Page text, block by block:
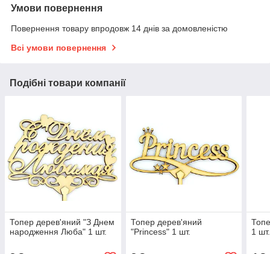
Умови повернення
Повернення товару впродовж 14 днів за домовленістю
Всі умови повернення
Подібні товари компанії
Топер дерев'яний "З Днем
народження Люба" 1 шт.
Топер дерев'яний
"Princess" 1 шт.
1 шт.